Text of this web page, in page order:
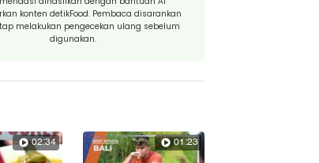
konten detikFood. Pembaca disarankan
melakukan pengecekan ulang sebelum
digunakan.
02:34 01:23